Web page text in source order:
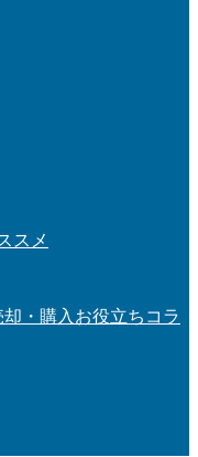
スメ
・購入お役立ちコラ